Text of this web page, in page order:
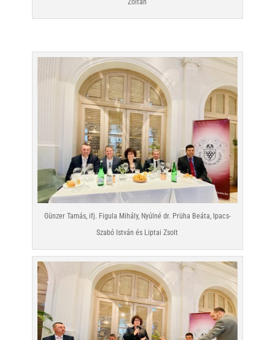
Günzer Tamás, ifj. Figula Mihály, Nyúlné dr. Prüha Beáta, Ipacs-
Szabó István és Liptai Zsolt